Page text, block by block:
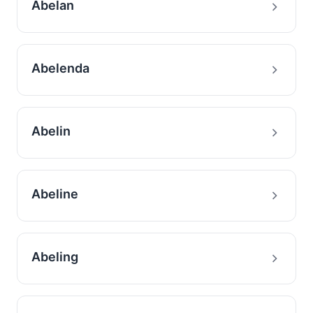
Abelan
Abelenda
Abelin
Abeline
Abeling